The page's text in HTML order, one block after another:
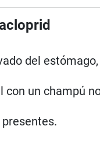
del
un champú